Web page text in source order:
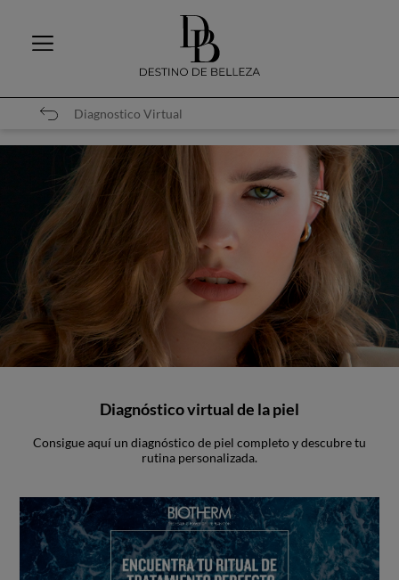
Diagnostico Virtual
Diagnóstico virtual de la piel
Consigue aquí un diagnóstico de piel completo y descubre tu
rutina personalizada.